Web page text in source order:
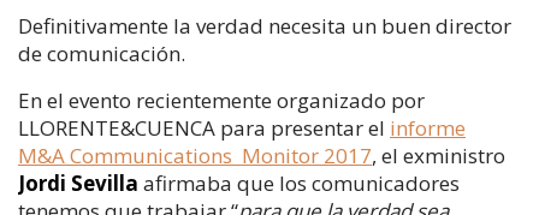
Definitivamente la verdad necesita un buen director
de comunicación.
En el evento recientemente organizado por
LLORENTE&CUENCA para presentar el informe
M&A Communications Monitor 2017, el exministro
Jordi Sevilla afirmaba que los comunicadores